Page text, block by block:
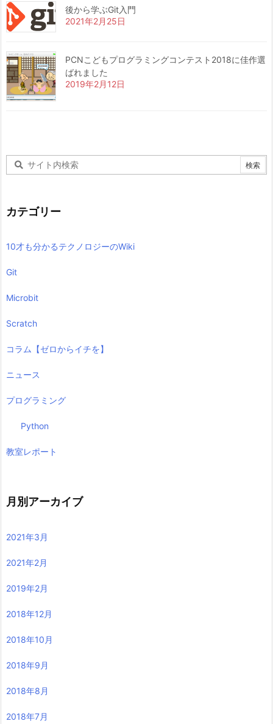
後から学ぶGit入門
2021年2月25日
PCNこどもプログラミングコンテスト2018に佳作選
ばれました
2019年2月12日
カテゴリー
10才も分かるテクノロジーのWiki
Git
Microbit
Scratch
コラム【ゼロからイチを】
ニュース
プログラミング
Python
教室レポート
月別アーカイブ
2021年3月
2021年2月
2019年2月
2018年12月
2018年10月
2018年9月
2018年8月
2018年7月